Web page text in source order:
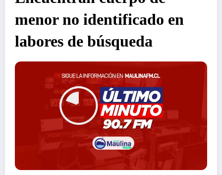
menor no identificado en
labores de búsqueda